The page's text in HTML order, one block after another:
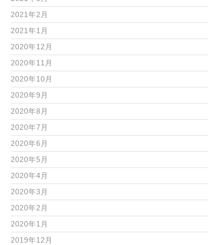
2021年2月
2021年1月
2020年12月
2020年11月
2020年10月
2020年9月
2020年8月
2020年7月
2020年6月
2020年5月
2020年4月
2020年3月
2020年2月
2020年1月
2019年12月